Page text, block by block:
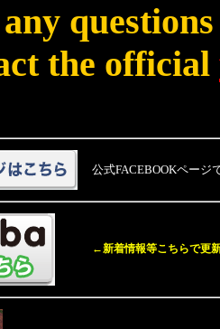
the official
公式FACEBOOKページ
←新着情報等こちらで更